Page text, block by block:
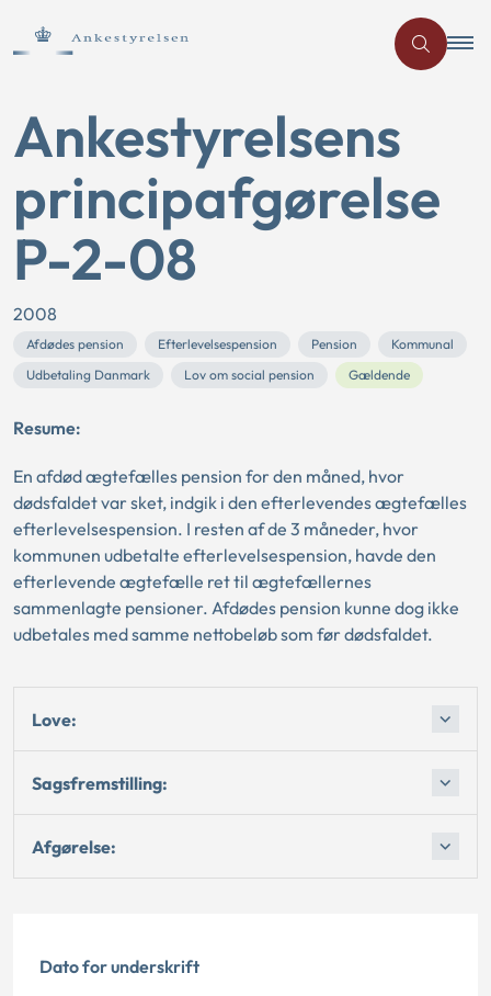
Ankestyrelsens
principafgørelse
P-2-08
2008
Afdødes pension Efterlevelsespension Pension
Kommunal
Udbetaling Danmark
Lov om social pension Gældende
Resume:
En afdød ægtefælles pension for den måned, hvor
dødsfaldet var sket, indgik i den efterlevendes ægtefælles
efterlevelsespension. I resten af de 3 måneder, hvor
kommunen udbetalte efterlevelsespension, havde den
efterlevende ægtefælle ret til ægtefællernes
sammenlagte pensioner. Afdødes pension kunne dog ikke
udbetales med samme nettobeløb som før dødsfaldet.
Love:
Sagsfremstilling:
Afgørelse:
Dato for underskrift